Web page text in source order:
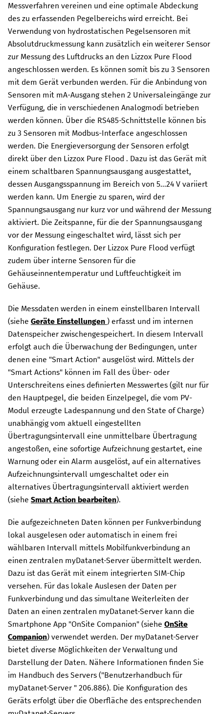
Messverfahren vereinen und eine optimale Abdeckung
des zu erfassenden Pegelbereichs wird erreicht. Bei
Verwendung von hydrostatischen Pegelsensoren mit
Absolutdruckmessung kann zusätzlich ein weiterer Sensor
zur Messung des Luftdrucks an den Lizzox Pure Flood
angeschlossen werden. Es können somit bis zu 3 Sensoren
mit dem Gerät verbunden werden. Für die Anbindung von
Sensoren mit mA-Ausgang stehen 2 Universaleingänge zur
Verfügung, die in verschiedenen Analogmodi betrieben
werden können. Über die RS485-Schnittstelle können bis
zu 3 Sensoren mit Modbus-Interface angeschlossen
werden. Die Energieversorgung der Sensoren erfolgt
direkt über den Lizzox Pure Flood . Dazu ist das Gerät mit
einem schaltbaren Spannungsausgang ausgestattet,
dessen Ausgangsspannung im Bereich von 5...24 V variiert
werden kann. Um Energie zu sparen, wird der
Spannungsausgang nur kurz vor und während der Messung
aktiviert. Die Zeitspanne, für die der Spannungsausgang
vor der Messung eingeschaltet wird, lässt sich per
Konfiguration festlegen. Der Lizzox Pure Flood verfügt
zudem über interne Sensoren für die
Gehäuseinnentemperatur und Luftfeuchtigkeit im
Gehäuse.
Die Messdaten werden in einem einstellbaren Intervall
(siehe Geräte Einstellungen ) erfasst und im internen
Datenspeicher zwischengespeichert. In diesem Intervall
erfolgt auch die Überwachung der Bedingungen, unter
denen eine "Smart Action" ausgelöst wird. Mittels der
"Smart Actions" können im Fall des Über- oder
Unterschreitens eines definierten Messwertes (gilt nur für
den Hauptpegel, die beiden Einzelpegel, die vom PV-
Modul erzeugte Ladespannung und den State of Charge)
unabhängig vom aktuell eingestellten
Übertragungsintervall eine unmittelbare Übertragung
angestoßen, eine sofortige Aufzeichnung gestartet, eine
Warnung oder ein Alarm ausgelöst, auf ein alternatives
Aufzeichnungsintervall umgeschaltet oder ein
alternatives Übertragungsintervall aktiviert werden
(siehe Smart Action bearbeiten).
Die aufgezeichneten Daten können per Funkverbindung
lokal ausgelesen oder automatisch in einem frei
wählbaren Intervall mittels Mobilfunkverbindung an
einen zentralen myDatanet-Server übermittelt werden.
Dazu ist das Gerät mit einem integrierten SIM-Chip
versehen. Für das lokale Auslesen der Daten per
Funkverbindung und das simultane Weiterleiten der
Daten an einen zentralen myDatanet-Server kann die
Smartphone App "OnSite Companion" (siehe OnSite
Companion) verwendet werden. Der myDatanet-Server
bietet diverse Möglichkeiten der Verwaltung und
Darstellung der Daten. Nähere Informationen finden Sie
im Handbuch des Servers ("Benutzerhandbuch für
myDatanet-Server " 206.886). Die Konfiguration des
Geräts erfolgt über die Oberfläche des entsprechenden